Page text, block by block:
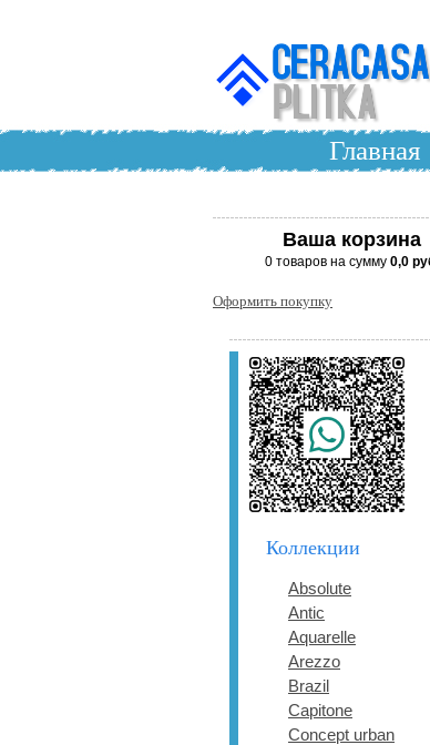
Главная
Ваша корзина
0 товаров на сумму 0,0
Оформить покупку
Коллекции
Absolute
Antic
Aquarelle
Arezzo
Brazil
Capitone
Concept urban